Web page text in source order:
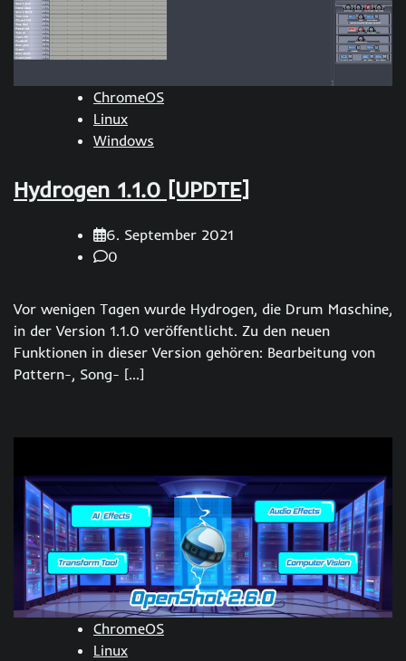
ChromeOS
Linux
Windows
Hydrogen 1.1.0 [UPDTE]
6. September 2021
0
Vor wenigen Tagen wurde Hydrogen, die Drum Maschine,
in der Version 1.1.0 veröffentlicht. Zu den neuen
Funktionen in dieser Version gehören: Bearbeitung von
Pattern-, Song- […]
ChromeOS
Linux